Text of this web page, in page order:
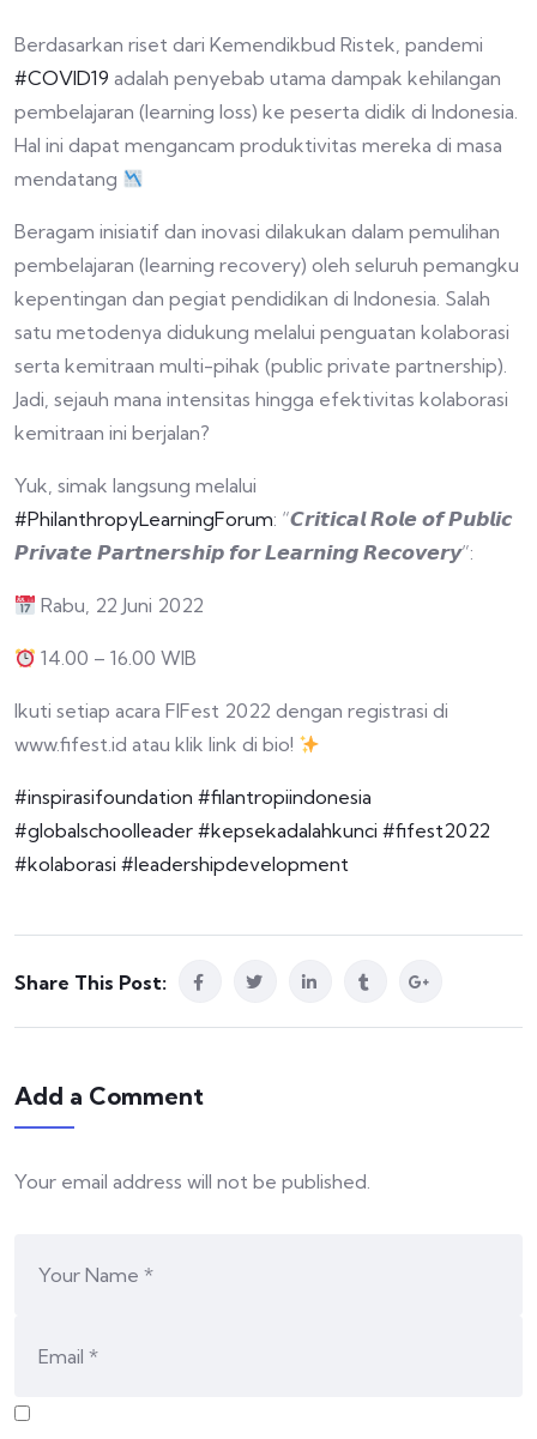
Berdasarkan riset dari Kemendikbud Ristek, pandemi
#COVID19 adalah penyebab utama dampak kehilangan
pembelajaran (learning loss) ke peserta didik di Indonesia.
Hal ini dapat mengancam produktivitas mereka di masa
mendatang
Beragam inisiatif dan inovasi dilakukan dalam pemulihan
pembelajaran (learning recovery) oleh seluruh pemangku
kepentingan dan pegiat pendidikan di Indonesia. Salah
satu metodenya didukung melalui penguatan kolaborasi
serta kemitraan multi-pihak (public private partnership).
Jadi, sejauh mana intensitas hingga efektivitas kolaborasi
kemitraan ini berjalan?
Yuk, simak langsung melalui
#PhilanthropyLearningForum: “𝘾𝙧𝙞𝙩𝙞𝙘𝙖𝙡 𝙍𝙤𝙡𝙚 𝙤𝙛 𝙋𝙪𝙗𝙡𝙞𝙘
𝙋𝙧𝙞𝙫𝙖𝙩𝙚 𝙋𝙖𝙧𝙩𝙣𝙚𝙧𝙨𝙝𝙞𝙥 𝙛𝙤𝙧 𝙇𝙚𝙖𝙧𝙣𝙞𝙣𝙜 𝙍𝙚𝙘𝙤𝙫𝙚𝙧𝙮”:
Rabu, 22 Juni 2022
14.00 – 16.00 WIB
Ikuti setiap acara FIFest 2022 dengan registrasi di
www.fifest.id atau klik link di bio!
#inspirasifoundation #filantropiindonesia
#globalschoolleader #kepsekadalahkunci #fifest2022
#kolaborasi #leadershipdevelopment
Share This Post:
Add a Comment
Your email address will not be published.